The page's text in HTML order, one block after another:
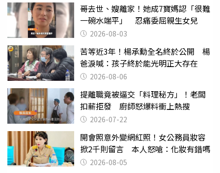
哥去世、嫂離家！她成7寶媽認「很難
一碗水端平」 忍痛委屈親生女兒
2026-08-03
苦等近3年！楊承勳全名終於公開 楊
爸淚喊：孩子終於能光明正大存在
2026-08-06
提離職竟被逼交「料理秘方」！老闆
扣薪拒發 廚師怒爆料衝上熱搜
2026-07-22
開會照意外變網紅照！女公務員妝容
掀2千則留言 本人怒嗆：化妝有錯嗎
2026-08-05